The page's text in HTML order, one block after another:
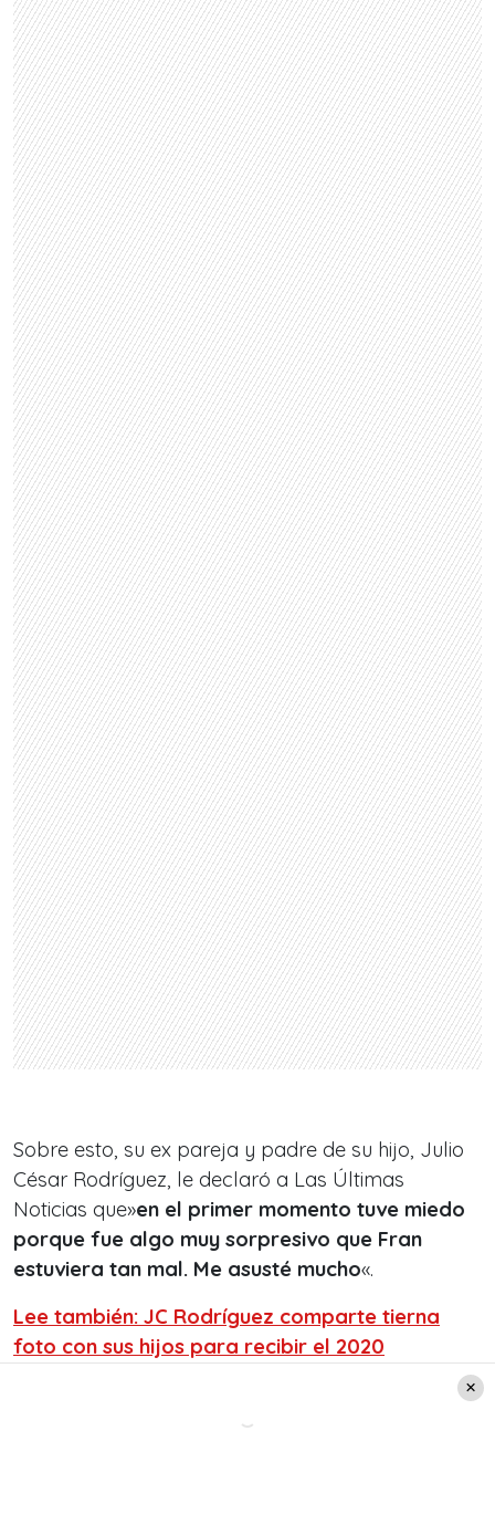
Sobre esto, su ex pareja y padre de su hijo, Julio
César Rodríguez, le declaró a Las Últimas
Noticias que»en el primer momento tuve miedo
porque fue algo muy sorpresivo que Fran
estuviera tan mal. Me asusté mucho«.
Lee también: JC Rodríguez comparte tierna
foto con sus hijos para recibir el 2020